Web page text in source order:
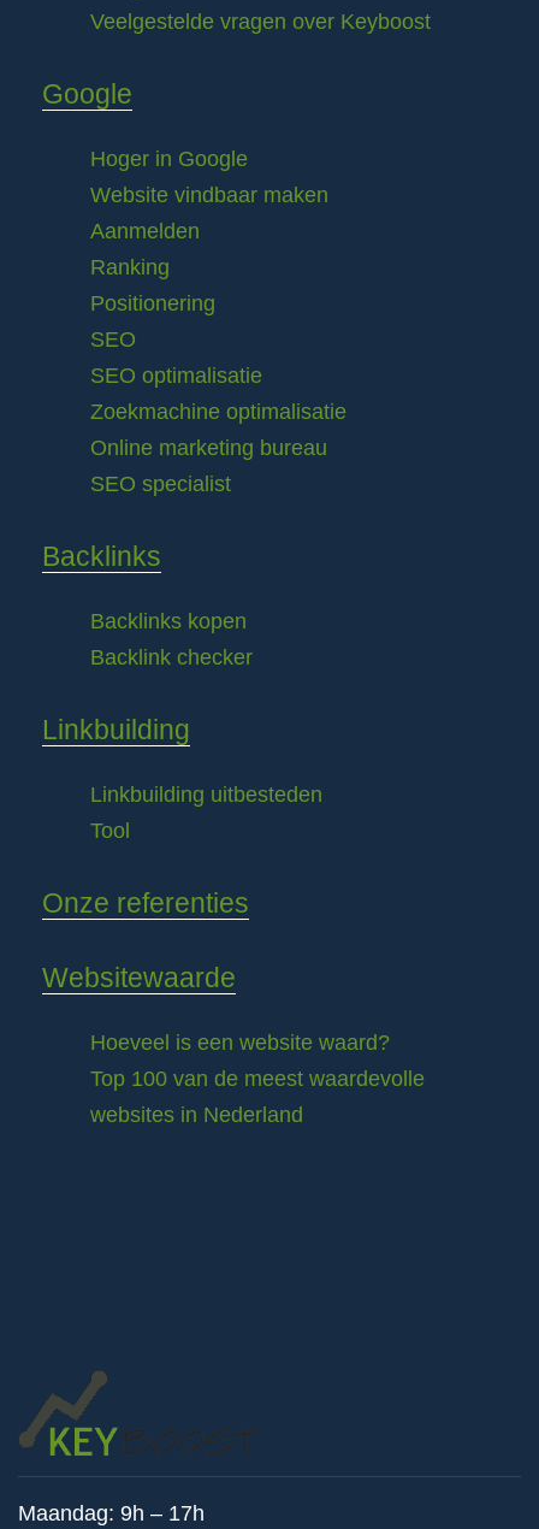
Veelgestelde vragen over Keyboost
Google
Hoger in Google
Website vindbaar maken
Aanmelden
Ranking
Positionering
SEO
SEO optimalisatie
Zoekmachine optimalisatie
Online marketing bureau
SEO specialist
Backlinks
Backlinks kopen
Backlink checker
Linkbuilding
Linkbuilding uitbesteden
Tool
Onze referenties
Websitewaarde
Hoeveel is een website waard?
Top 100 van de meest waardevolle
websites in Nederland
Maandag: 9h – 17h